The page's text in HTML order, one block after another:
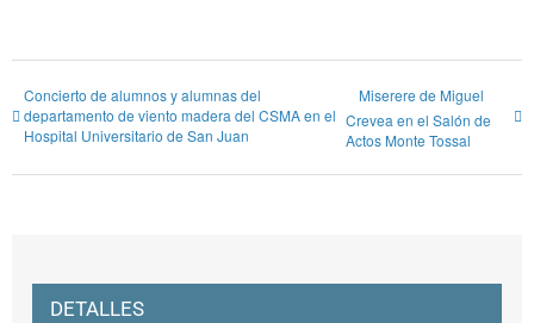
Concierto de alumnos y alumnas del
departamento de viento madera del CSMA en el
Hospital Universitario de San Juan
Miserere de Miguel
Crevea en el Salón de
Actos Monte Tossal
DETALLES